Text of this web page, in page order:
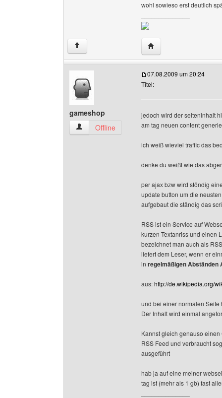
wohl sowieso erst deutlich
↑ Website dieses
gameshop
gameshop Benutzer-Profile anzeigen
Offline
07.08.2009 um 20:24
Titel:
jedoch wird der seiteninhalt
am tag neuen content
ich weiß wieviel traffic das
denke du weißt wie das
per ajax bzw wird stöndig
update button um die
aufgebaut die ständig das
RSS ist ein Service auf
kurzen Textanriss und einen
bezeichnet man auch als
liefert dem Leser, wenn er
in regelmäßigen Abständen
aus:http://de.wikipedia.org/
und bei einer normalen
Der Inhalt wird einmal
Kannst gleich genauso
RSS Feed und verbraucht
ausgeführt
hab ja auf eine meiner
tag ist (mehr als 1 gb) fast